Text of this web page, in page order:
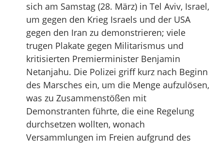
sich am Samstag (28. März) in Tel Aviv, Israel,
um gegen den Krieg Israels und der USA
gegen den Iran zu demonstrieren; viele
trugen Plakate gegen Militarismus und
kritisierten Premierminister Benjamin
Netanjahu. Die Polizei griff kurz nach Beginn
des Marsches ein, um die Menge aufzulösen,
was zu Zusammenstößen mit
Demonstranten führte, die eine Regelung
durchsetzen wollten, wonach
Versammlungen im Freien aufgrund des